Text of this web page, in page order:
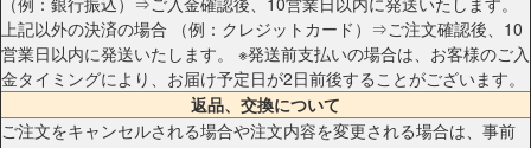
上記以外の決済の場合 （例：クレジットカード）⇒ご注文確認後、10
営業日以内に発送いたします。 ※発送前支払いの場合は、お客様のご入
金タイミングにより、お届け予定日が2日前後することがございます。
返品、交換について
ご注文をキャンセルされる場合や注文内容を変更される場合は、事前